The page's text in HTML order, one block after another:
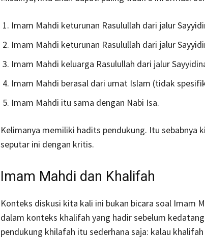
Imam Mahdi keturunan Rasulullah dari jalur
Imam Mahdi keturunan Rasulullah dari jalur
Imam Mahdi keluarga Rasulullah dari jalur
Imam Mahdi berasal dari umat Islam (tidak
Imam Mahdi itu sama dengan Nabi Isa.
Kelimanya memiliki hadits pendukung. Itu sebabnya
seputar ini dengan kritis.
Imam Mahdi dan Khalifah
Konteks diskusi kita kali ini bukan bicara soal Imam
dalam konteks khalifah yang hadir sebelum
pendukung khilafah itu sederhana saja: kalau